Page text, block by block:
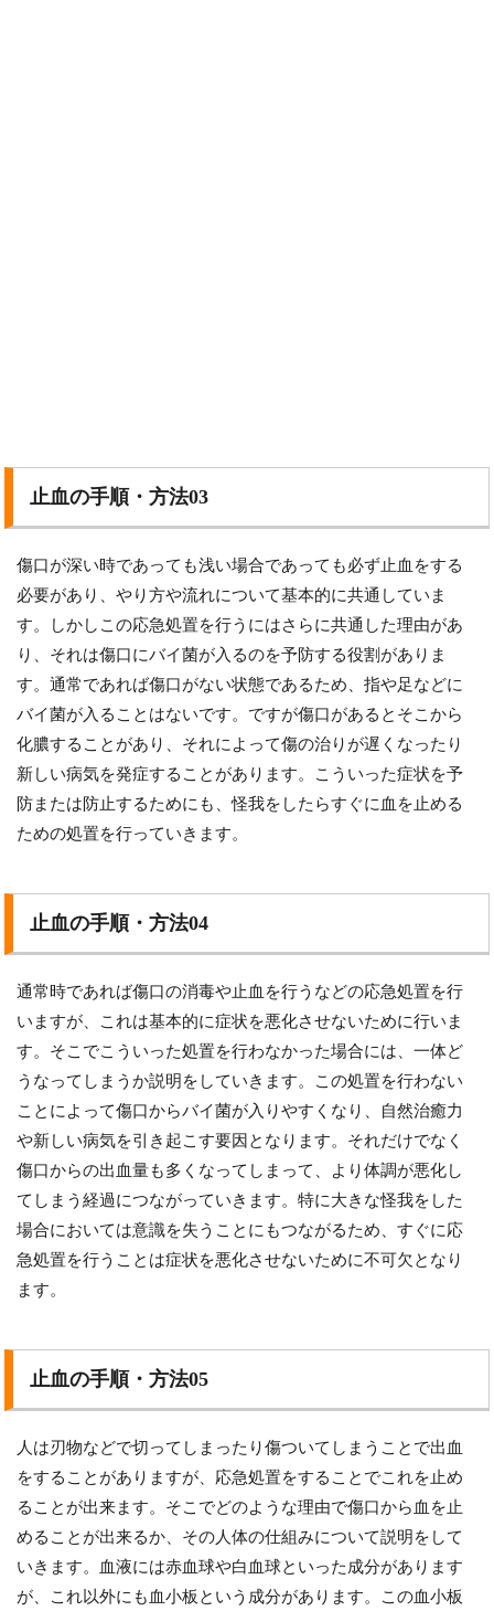
止血の手順・方法03
傷口が深い時であっても浅い場合であっても必ず止血をする
必要があり、やり方や流れについて基本的に共通していま
す。しかしこの応急処置を行うにはさらに共通した理由があ
り、それは傷口にバイ菌が入るのを予防する役割がありま
す。通常であれば傷口がない状態であるため、指や足などに
バイ菌が入ることはないです。ですが傷口があるとそこから
化膿することがあり、それによって傷の治りが遅くなったり
新しい病気を発症することがあります。こういった症状を予
防または防止するためにも、怪我をしたらすぐに血を止める
ための処置を行っていきます。
止血の手順・方法04
通常時であれば傷口の消毒や止血を行うなどの応急処置を行
いますが、これは基本的に症状を悪化させないために行いま
す。そこでこういった処置を行わなかった場合には、一体ど
うなってしまうか説明をしていきます。この処置を行わない
ことによって傷口からバイ菌が入りやすくなり、自然治癒力
や新しい病気を引き起こす要因となります。それだけでなく
傷口からの出血量も多くなってしまって、より体調が悪化し
てしまう経過につながっていきます。特に大きな怪我をした
場合においては意識を失うことにもつながるため、すぐに応
急処置を行うことは症状を悪化させないために不可欠となり
ます。
止血の手順・方法05
人は刃物などで切ってしまったり傷ついてしまうことで出血
をすることがありますが、応急処置をすることでこれを止め
ることが出来ます。そこでどのような理由で傷口から血を止
めることが出来るか、その人体の仕組みについて説明をして
いきます。血液には赤血球や白血球といった成分があります
が、これ以外にも血小板という成分があります。この血小板